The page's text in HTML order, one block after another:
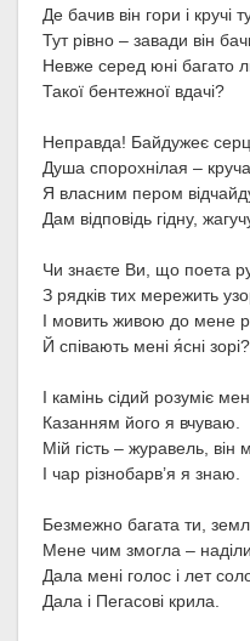
Де бачив він гори і кручі
Тут рівно – завади він
Невже серед юні багато
Такої бентежної вдачі?
Неправда! Байдужеє
Душа спорохнілая –
Я власним пером
Дам відповідь гідну,
Чи знаєте Ви, що поета
З рядків тих мережить
І мовить живою до мене
Й співають мені я́сні зорі?
І камінь сідий розуміє
Казанням його я вчуваю.
Мій гість – журавель, він
І чар різнобарв’я я знаю.
Безмежно багата ти,
Мене чим змогла –
Дала мені голос і лет
Дала і Пегасові крила.